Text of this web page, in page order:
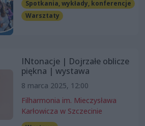
Spotkania, wykłady, konferencje
Warsztaty
INtonacje | Dojrzałe oblicze
piękna | wystawa
8 marca 2025, 12:00
Filharmonia im. Mieczysława
Karłowicza w Szczecinie